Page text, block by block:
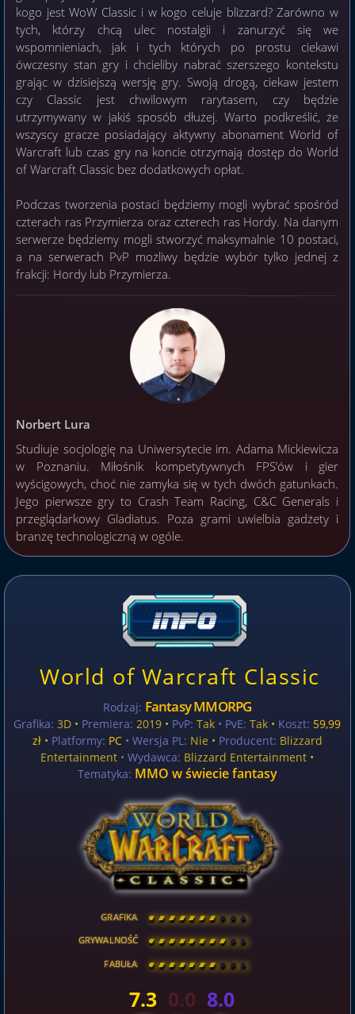
kogo jest WoW Classic i w kogo celuje blizzard? Zarówno w
tych, którzy chcą ulec nostalgii i zanurzyć się we
wspomnieniach, jak i tych których po prostu ciekawi
ówczesny stan gry i chcieliby nabrać szerszego kontekstu
grając w dzisiejszą wersję gry. Swoją drogą, ciekaw jestem
czy Classic jest chwilowym rarytasem, czy będzie
utrzymywany w jakiś sposób dłużej. Warto podkreślić, że
wszyscy gracze posiadający aktywny abonament World of
Warcraft lub czas gry na koncie otrzymają dostęp do World
of Warcraft Classic bez dodatkowych opłat.
Podczas tworzenia postaci będziemy mogli wybrać spośród
czterach ras Przymierza oraz czterech ras Hordy. Na danym
serwerze będziemy mogli stworzyć maksymalnie 10 postaci,
a na serwerach PvP możliwy będzie wybór tylko jednej z
frakcji: Hordy lub Przymierza.
Norbert Lura
Studiuje socjologię na Uniwersytecie im. Adama Mickiewicza
w Poznaniu. Miłośnik kompetytywnych FPS’ów i gier
wyścigowych, choć nie zamyka się w tych dwóch gatunkach.
Jego pierwsze gry to Crash Team Racing, C&C Generals i
przeglądarkowy Gladiatus. Poza grami uwielbia gadżety i
branżę technologiczną w ogóle.
World of Warcraft Classic
Rodzaj: Fantasy MMORPG
Grafika: 3D • Premiera: 2019 • PvP: Tak • PvE: Tak • Koszt: 59,99
zł• Platformy: PC• Wersja PL: Nie • Producent: Blizzard
Entertainment • Wydawca: Blizzard Entertainment •
Tematyka: MMO w świecie fantasy
GRAFIKA [ \ \ \ \ \ \ \ \ ]
GRYWALNOŚĆ [ \ \ \ \ \ \ \ \ ]
FABUŁA [ \ \ \ \ \ \ \ \ ]
7.3 0.0 8.0